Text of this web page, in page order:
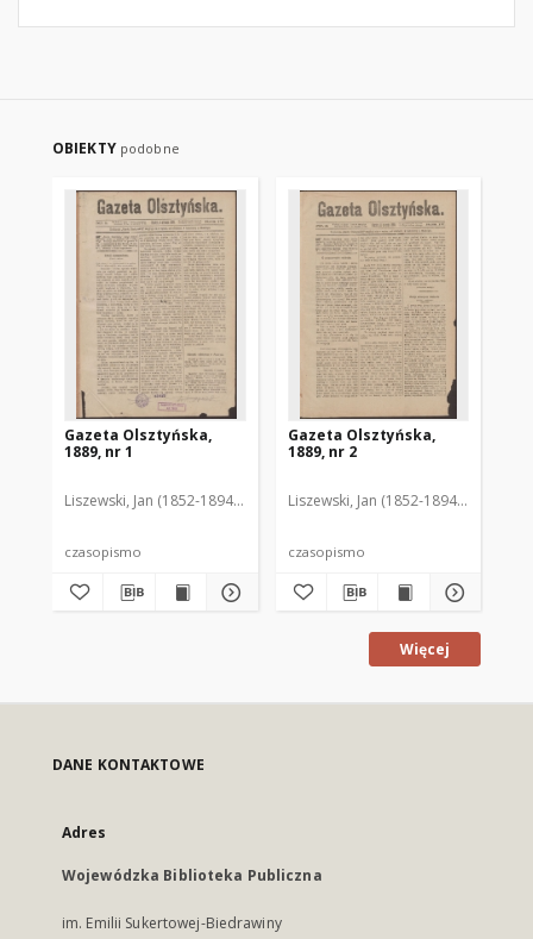
OBIEKTY podobne
Gazeta Olsztyńska,
1889, nr 1
Liszewski, Jan (1852-1894). Red.
czasopismo
Gazeta Olsztyńska,
1889, nr 2
Liszewski, Jan (1852-1894). Red.
czasopismo
Więcej
DANE KONTAKTOWE
Adres
Wojewódzka Biblioteka Publiczna
im. Emilii Sukertowej-Biedrawiny